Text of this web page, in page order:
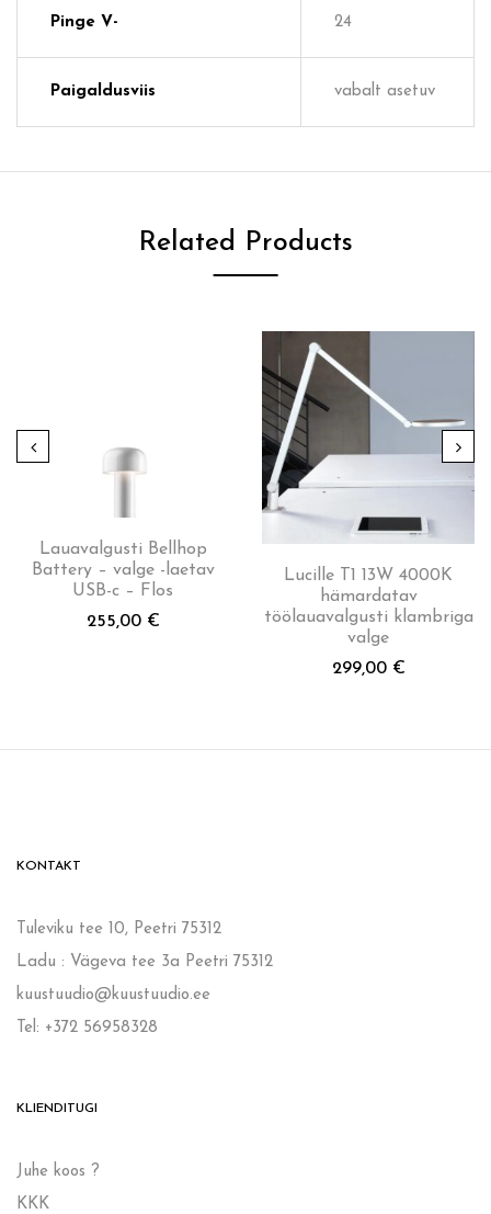
Pinge V- 24
Paigaldusviis vabalt asetuv
Related Products
Lauavalgusti Bellhop
Battery – valge -laetav
USB-c – Flos
255,00 €
Lucille T1 13W 4000K
hämardatav
töölauavalgusti klambriga
valge
299,00 €
KONTAKT
Tuleviku tee 10, Peetri 75312
Ladu : Vägeva tee 3a Peetri 75312
kuustuudio@kuustuudio.ee
Tel: +372 56958328
KLIENDITUGI
Juhe koos ?
KKK